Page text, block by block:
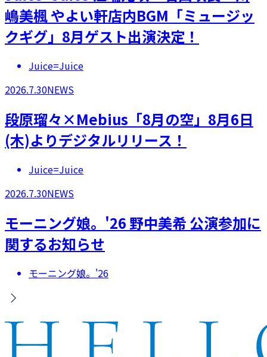
嶋美楓 やよい軒店内BGM「ミュージッ
クギグ」8月ゲスト出演決定！
Juice=Juice
2026.7.30NEWS
段原瑠々×Mebius「8月の空」8月6日
(木)よりデジタルリリース！
Juice=Juice
2026.7.30NEWS
モーニング娘。'26 野中美希 公演参加に
関するお知らせ
モーニング娘。'26